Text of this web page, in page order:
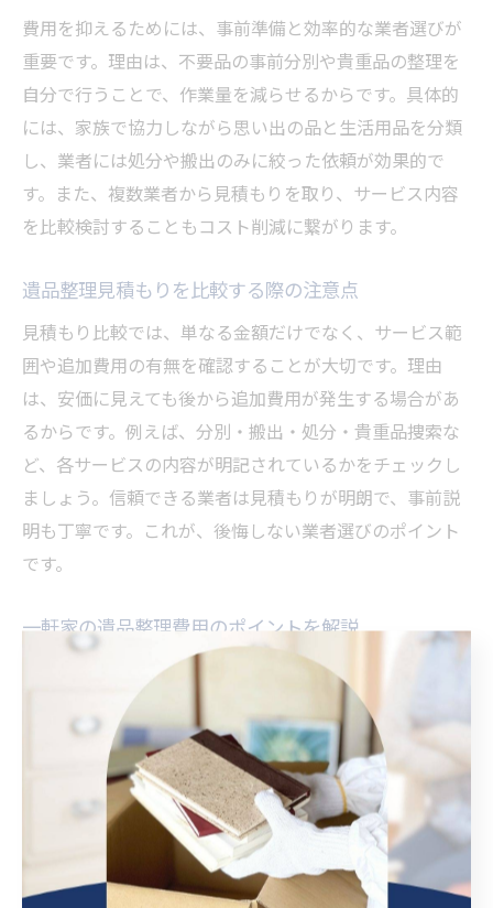
費用を抑えるためには、事前準備と効率的な業者選びが
重要です。理由は、不要品の事前分別や貴重品の整理を
自分で行うことで、作業量を減らせるからです。具体的
には、家族で協力しながら思い出の品と生活用品を分類
し、業者には処分や搬出のみに絞った依頼が効果的で
す。また、複数業者から見積もりを取り、サービス内容
を比較検討することもコスト削減に繋がります。
遺品整理見積もりを比較する際の注意点
見積もり比較では、単なる金額だけでなく、サービス範
囲や追加費用の有無を確認することが大切です。理由
は、安価に見えても後から追加費用が発生する場合があ
るからです。例えば、分別・搬出・処分・貴重品捜索な
ど、各サービスの内容が明記されているかをチェックし
ましょう。信頼できる業者は見積もりが明朗で、事前説
明も丁寧です。これが、後悔しない業者選びのポイント
です。
一軒家の遺品整理費用のポイントを解説
一軒家の遺品整理は、部屋数や敷地の広さ、物量によっ
て費用が変わります。理由として、作業範囲が広い分、
分別や搬出作業が増えるためです。例えば、家具や家電
など大型の遺品が多い場合、搬出に複数人の作業員が必
要となり、費用が上がることがあります。費用を抑える
には、できる限り事前整理を行い、見積もり時に詳細な
作業内容を業者と確認することが大切です。